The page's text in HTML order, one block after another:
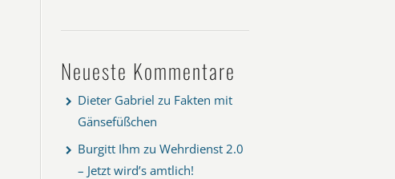
Neueste Kommentare
Dieter Gabriel zu Fakten mit
Gänsefüßchen
Burgitt Ihm zu Wehrdienst 2.0
– Jetzt wird’s amtlich!